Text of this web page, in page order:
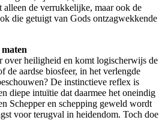
alleen de verrukkelijke, maar ook de
die getuigt van Gods ontzagwekkende
over heiligheid en komt logischerwijs de
de aardse biosfeer, in het verlengde
De instinctieve reflex is
diepe intuïtie dat daarmee het oneindig
Schepper en schepping geweld wordt
voor terugval in heidendom. Toch doe